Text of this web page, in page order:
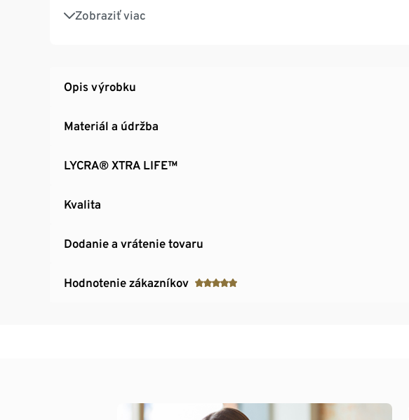
Zobraziť viac
Odporúčanie týkajúce sa veľkosti:
Veľ. 38: košíčky 70 – 80 B
Opis výrobku
Materiál a údržba
LYCRA® XTRA LIFE™
Kvalita
Dodanie a vrátenie tovaru
Hodnotenie zákazníkov